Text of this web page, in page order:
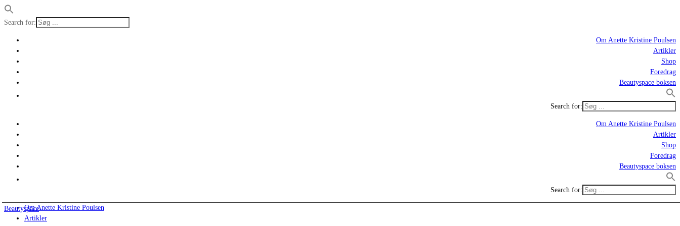
Search for:
Om Anette Kristine Poulsen
Artikler
Shop
Foredrag
Beautyspace boksen
Search for:
Om Anette Kristine Poulsen
Artikler
Shop
Foredrag
Beautyspace boksen
Search for:
Om Anette Kristine Poulsen
Artikler
Beautyspace